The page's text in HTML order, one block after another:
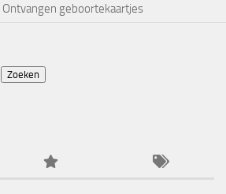
geboortekaartjes
Zoeken